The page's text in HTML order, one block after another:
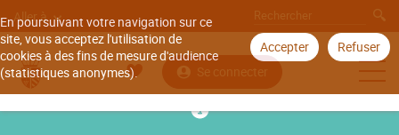
En poursuivant votre navigation sur ce
site, vous acceptez l'utilisation de
cookies à des fins de mesure d'audience
(statistiques anonymes).
Accepter Refuser
Aller à
Se connecter